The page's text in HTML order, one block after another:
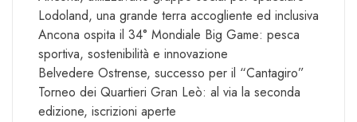
Lodoland, una grande terra accogliente ed inclusiva
Ancona ospita il 34° Mondiale Big Game: pesca
sportiva, sostenibilità e innovazione
Belvedere Ostrense, successo per il “Cantagiro”
Torneo dei Quartieri Gran Leò: al via la seconda
edizione, iscrizioni aperte